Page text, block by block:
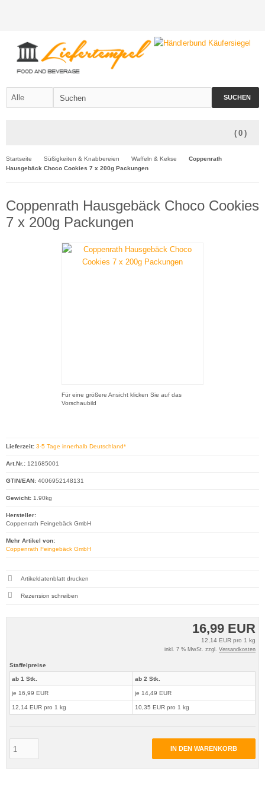
SUCHEN
( 0 )
Startseite Süßigkeiten & Knabbereien Waffeln & Kekse
Coppenrath
Hausgebäck Choco Cookies 7 x 200g Packungen
Coppenrath Hausgebäck Choco Cookies
7 x 200g Packungen
Für eine größere Ansicht klicken Sie auf das
Vorschaubild
16,99 EUR
12,14 EUR pro 1 kg
inkl. 7 % MwSt. zzgl. Versandkosten
Staffelpreise
ab 1 Stk.
je 16,99 EUR
12,14 EUR pro 1 kg
ab 2 Stk.
je 14,49 EUR
10,35 EUR pro 1 kg
IN DEN WARENKORB
Lieferzeit: 3-5 Tage innerhalb Deutschland*
Art.Nr.: 121685001
GTIN/EAN: 4006952148131
Gewicht: 1.90kg
Hersteller:
Coppenrath Feingebäck GmbH
Mehr Artikel von:
Coppenrath Feingebäck GmbH
Artikeldatenblatt drucken
Rezension schreiben